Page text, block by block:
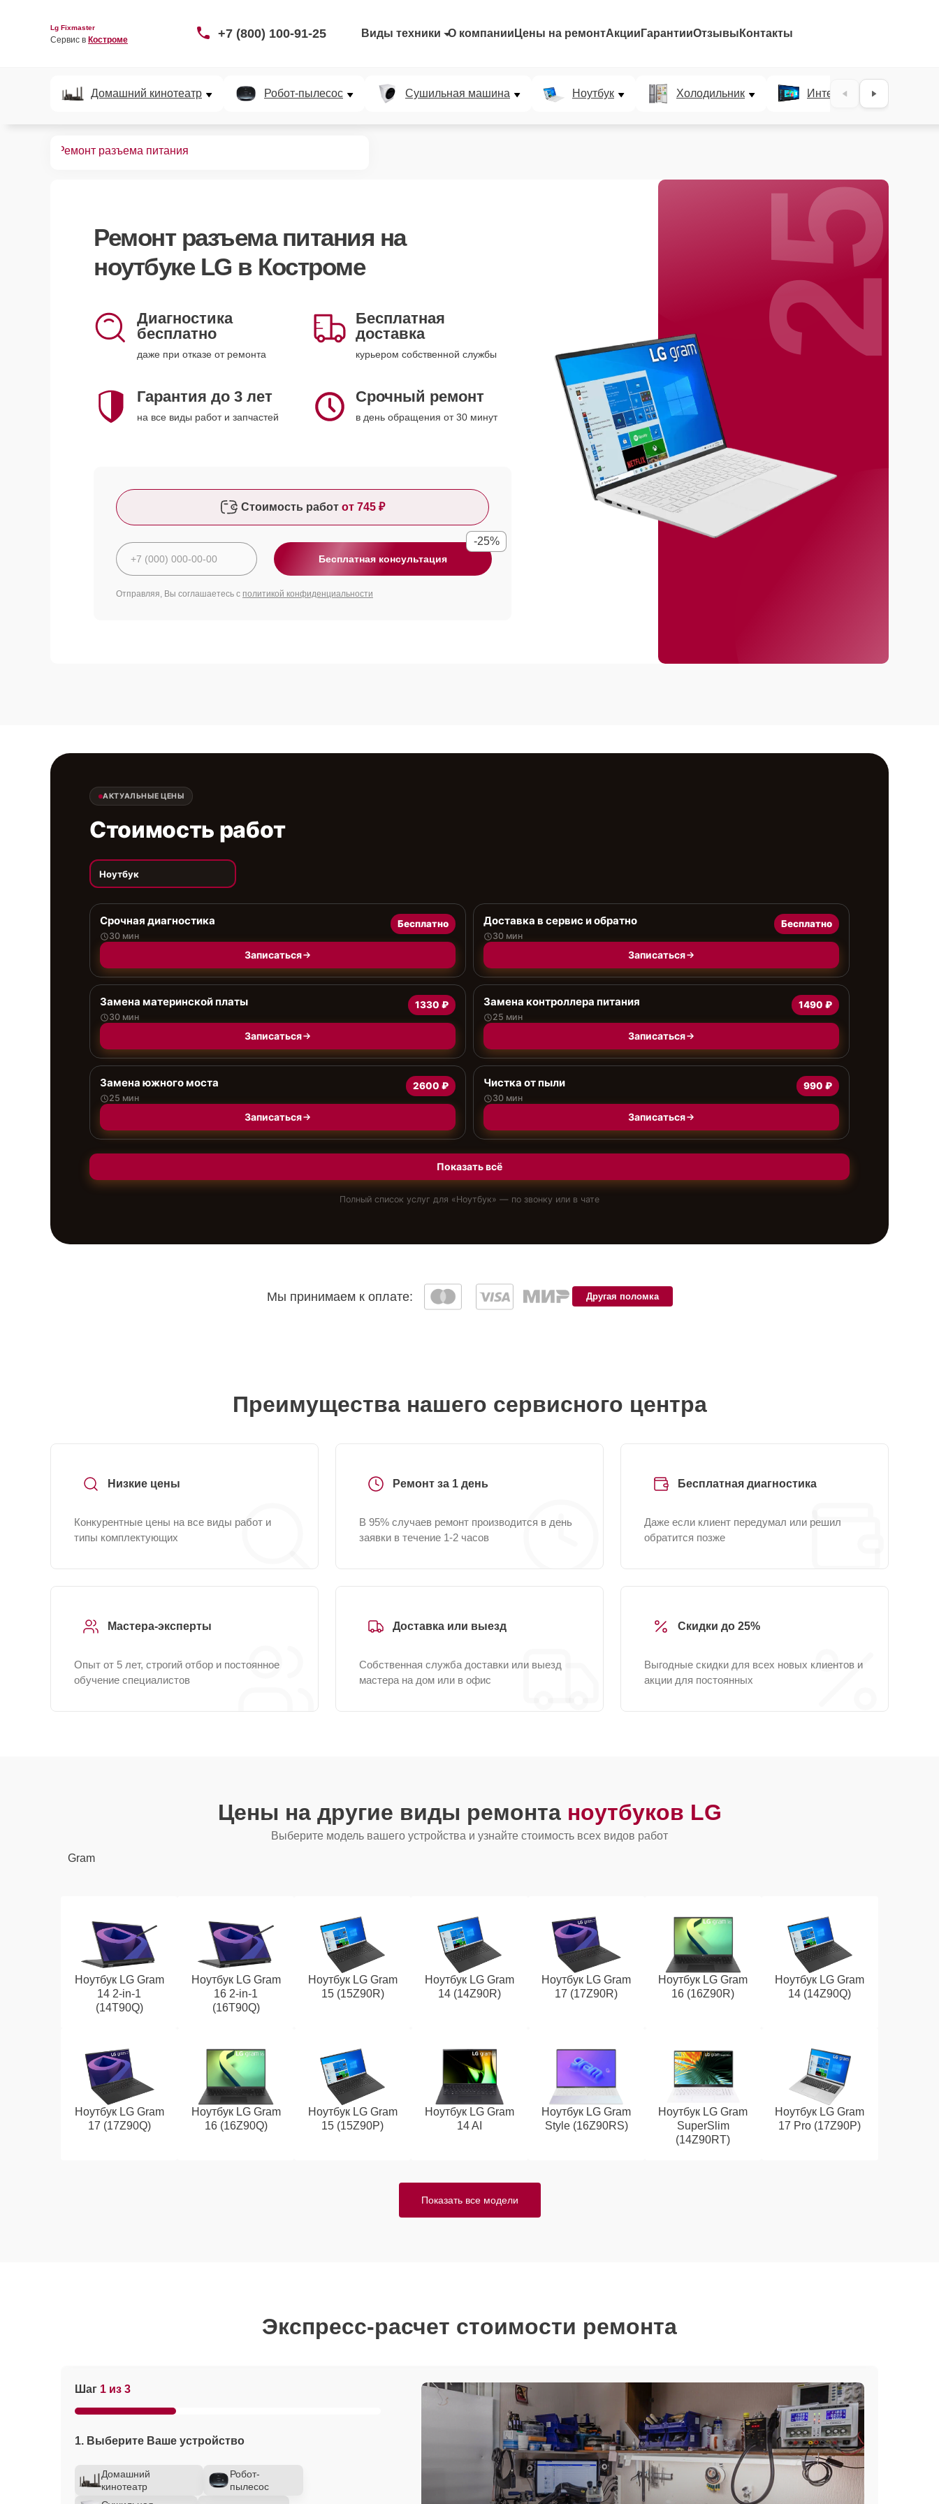
Lg Fixmaster
Сервис в Костроме +7 (800) 100-91-25 Виды техники О компании Цены на ремонтАкции ГарантииОтзывы Контакты
Домашний кинотеатр Робот-пылесос Сушильная машина Ноутбук Холодильник Интерактивные панели
Ремонт разъема питания
Ремонт разъема питания на
ноутбуке LG в Костроме
Диагностика
бесплатно
даже при отказе от ремонта
Бесплатная
доставка
курьером собственной службы
Гарантия до 3 лет
на все виды работ и запчастей
Срочный ремонт
в день обращения от 30 минут
Стоимость работ от 745 ₽
Бесплатная консультация
-25%
Отправляя, Вы соглашаетесь с политикой конфиденциальности
25%
АКТУАЛЬНЫЕ ЦЕНЫ
Стоимость работ
Ноутбук
Срочная диагностика
30 мин
Бесплатно
Записаться
Доставка в сервис и обратно
30 мин
Бесплатно
Записаться
Замена материнской платы
30 мин
1330 ₽
Записаться
Замена контроллера питания
25 мин
1490 ₽
Записаться
Замена южного моста
25 мин
2600 ₽
Записаться
Чистка от пыли
30 мин
990 ₽
Записаться
Показать всё
Полный список услуг для «Ноутбук» — по звонку или в чате
Мы принимаем к оплате: Другая поломка
Преимущества нашего сервисного центра
Низкие цены
Конкурентные цены на все виды работ и
типы комплектующих
Ремонт за 1 день
В 95% случаев ремонт производится в день
заявки в течение 1-2 часов
Бесплатная диагностика
Даже если клиент передумал или решил
обратится позже
Мастера-эксперты
Опыт от 5 лет, строгий отбор и постоянное
обучение специалистов
Доставка или выезд
Собственная служба доставки или выезд
мастера на дом или в офис
Скидки до 25%
Выгодные скидки для всех новых клиентов и
акции для постоянных
Цены на другие виды ремонта ноутбуков LG
Выберите модель вашего устройства и узнайте стоимость всех видов работ
Gram
Ноутбук LG Gram
14 2-in-1
(14T90Q)
Ноутбук LG Gram
16 2-in-1
(16T90Q)
Ноутбук LG Gram
15 (15Z90R)
Ноутбук LG Gram
14 (14Z90R)
Ноутбук LG Gram
17 (17Z90R)
Ноутбук LG Gram
16 (16Z90R)
Ноутбук LG Gram
14 (14Z90Q)
Ноутбук LG Gram
17 (17Z90Q)
Ноутбук LG Gram
16 (16Z90Q)
Ноутбук LG Gram
15 (15Z90P)
Ноутбук LG Gram
14 AI
Ноутбук LG Gram
Style (16Z90RS)
Ноутбук LG Gram
SuperSlim
(14Z90RT)
Ноутбук LG Gram
17 Pro (17Z90P)
Показать все модели
Экспресс-расчет стоимости ремонта
Шаг 1 из 3
1. Выберите Ваше устройство
Домашний
кинотеатр
Робот-
пылесос